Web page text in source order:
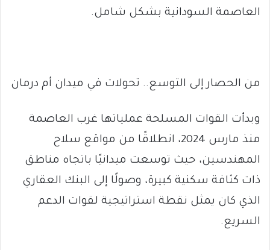
العاصمة السودانية بشكل شامل.
من الحصار إلى التوسع.. تحولات في ميدان أم درمان
وبدأت القوات المسلحة عملياتها غرب العاصمة
منذ مارس 2024، انطلاقًا من مواقع سلاح
المهندسين، حيث توسعت ميدانيًا باتجاه مناطق
ذات كثافة سكنية كبيرة، وصولًا إلى البنك العقاري
الذي كان يمثل نقطة استراتيجية لقوات الدعم
السريع.